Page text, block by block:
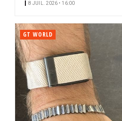
8 JUIL. 2026 • 16:00
GT WORLD